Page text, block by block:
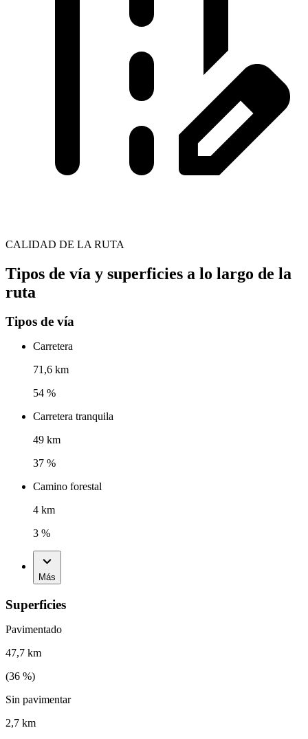
CALIDAD DE LA RUTA
Tipos de vía y superficies a lo largo de la
ruta
Tipos de vía
Carretera
71,6 km
54 %
Carretera tranquila
49 km
37 %
Camino forestal
4 km
3 %
Más
Superficies
Pavimentado
47,7 km
(36 %)
Sin pavimentar
2,7 km